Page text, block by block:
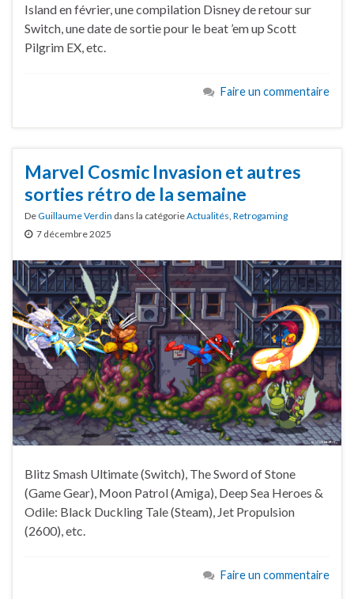
Island en février, une compilation Disney de retour sur
Switch, une date de sortie pour le beat ’em up Scott
Pilgrim EX, etc.
Faire un commentaire
Marvel Cosmic Invasion et autres
sorties rétro de la semaine
DeGuillaume Verdin dans la catégorieActualités Retrogaming
7 décembre 2025
Blitz Smash Ultimate (Switch), The Sword of Stone
(Game Gear), Moon Patrol (Amiga), Deep Sea Heroes &
Odile: Black Duckling Tale (Steam), Jet Propulsion
(2600), etc.
Faire un commentaire